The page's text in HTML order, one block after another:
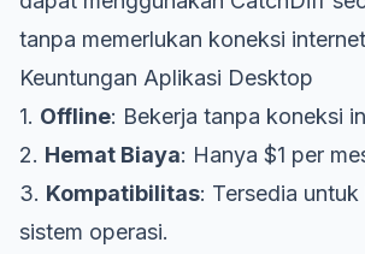
tanpa memerlukan koneksi
Keuntungan Aplikasi Desktop
1. Offline: Bekerja tanpa koneksi
2. Hemat Biaya: Hanya $1 per
3. Kompatibilitas: Tersedia
sistem operasi.